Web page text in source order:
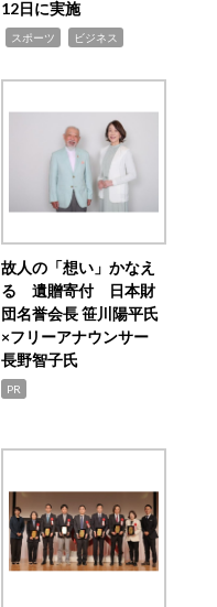
12日に実施
スポーツ ビジネス
故人の「想い」かなえ
る 遺贈寄付 日本財
団名誉会長 笹川陽平氏
×フリーアナウンサー
長野智子氏
PR